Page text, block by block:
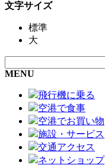
文字サイズ
標準
大
MENU
飛行機に乗る
空港で食事
空港でお買い物
施設・サービス
交通アクセス
ネットショップ